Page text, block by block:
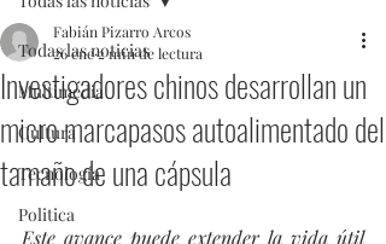
Todas las noticias
Multimedia
Cultura
Tecnología
Politica
Investigadores chinos desarrollan un
micro marcapasos autoalimentado del
tamaño de una cápsula
Fabián Pizarro Arcos
26 ene2 min de lectura
Este avance puede extender la vida útil